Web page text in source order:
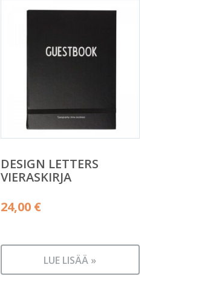
DESIGN LETTERS
VIERASKIRJA
24,00 €
LUE LISÄÄ »